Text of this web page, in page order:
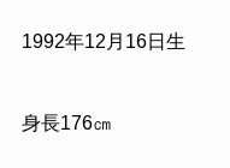
1992年12月16日生
身長176㎝